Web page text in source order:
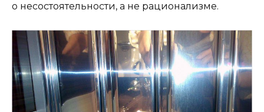
о несостоятельности, а не рационализме.